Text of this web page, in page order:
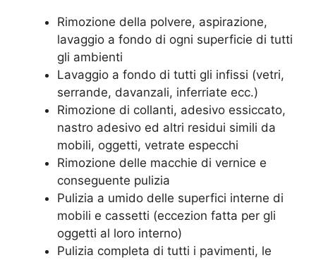
Rimozione della polvere, aspirazione,
lavaggio a fondo di ogni superficie di tutti
gli ambienti
Lavaggio a fondo di tutti gli infissi (vetri,
serrande, davanzali, inferriate ecc.)
Rimozione di collanti, adesivo essiccato,
nastro adesivo ed altri residui simili da
mobili, oggetti, vetrate especchi
Rimozione delle macchie di vernice e
conseguente pulizia
Pulizia a umido delle superfici interne di
mobili e cassetti (eccezion fatta per gli
oggetti al loro interno)
Pulizia completa di tutti i pavimenti, le